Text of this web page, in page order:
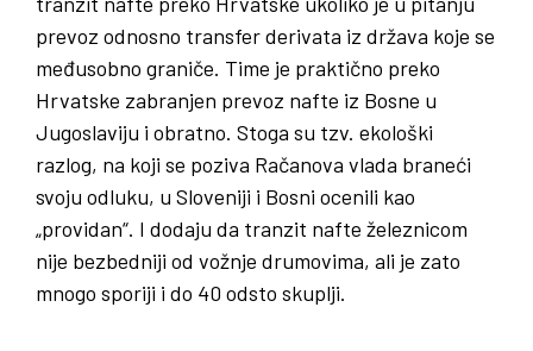
prevoz odnosno transfer derivata iz država koje se
međusobno graniče. Time je praktično preko
Hrvatske zabranjen prevoz nafte iz Bosne u
Jugoslaviju i obratno. Stoga su tzv. ekološki
razlog, na koji se poziva Račanova vlada braneći
svoju odluku, u Sloveniji i Bosni ocenili kao
„providan“. I dodaju da tranzit nafte železnicom
nije bezbedniji od vožnje drumovima, ali je zato
mnogo sporiji i do 40 odsto skuplji.